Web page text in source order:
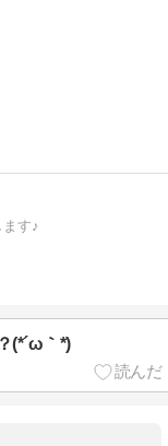
す♪
(*´ω｀*)